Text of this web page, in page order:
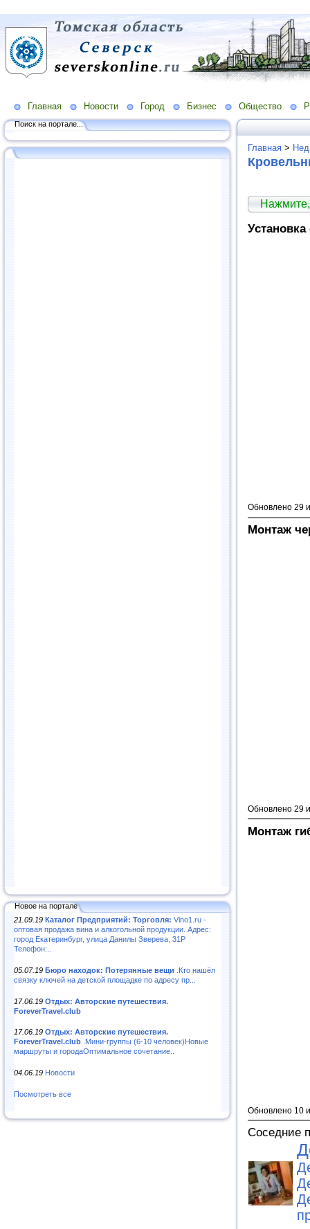
Главная Новости Город Бизнес Общество
Поиск на портале...
Новое на портале
21.09.19 Каталог Предприятий: Торговля: Vino1.ru -
оптовая продажа вина и алкогольной продукции. Адрес:
город Екатеринбург, улица Данилы Зверева, 31Р
Телефон:..
05.07.19 Бюро находок: Потерянные вещи .Кто нашёл
связку ключей на детской площадке по адресу пр...
17.06.19 Отдых: Авторские путешествия.
ForeverTravel.club
17.06.19 Отдых: Авторские путешествия.
ForeverTravel.club .Мини-группы (6-10 человек)Новые
маршруты и городаОптимальное сочетание..
04.06.19 Новости
Посмотреть все
Главная >
Обновлено 29
Монтаж
Обновлено 29
Монтаж
Обновлено 10
Соседние